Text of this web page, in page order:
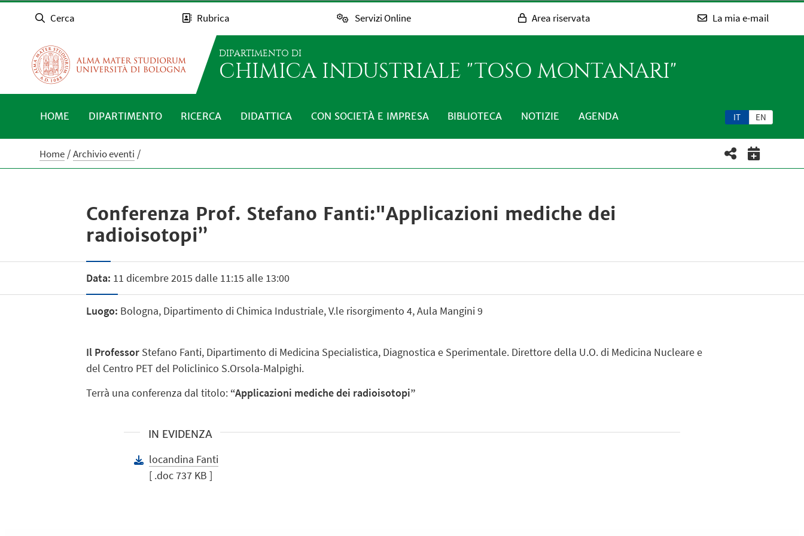
Cerca Rubrica Servizi Online Area riservata La mia e-mail
DIPARTIMENTO DI
CHIMICA INDUSTRIALE "TOSO MONTANARI"
IT EN
HOME DIPARTIMENTO RICERCA DIDATTICA CON SOCIETÀ E IMPRESA BIBLIOTECA NOTIZIE AGENDA
Home Archivio eventi
Conferenza Prof. Stefano Fanti:"Applicazioni mediche dei
radioisotopi”
Data: 11 dicembre 2015 dalle 11:15 alle 13:00
Luogo: Bologna, Dipartimento di Chimica Industriale, V.le risorgimento 4, Aula Mangini 9
Il Professor Stefano Fanti, Dipartimento di Medicina Specialistica, Diagnostica e Sperimentale. Direttore della U.O. di Medicina Nucleare e
del Centro PET del Policlinico S.Orsola-Malpighi.
Terrà una conferenza dal titolo: “Applicazioni mediche dei radioisotopi”
IN EVIDENZA
locandina Fanti
[ .doc 737 KB ]